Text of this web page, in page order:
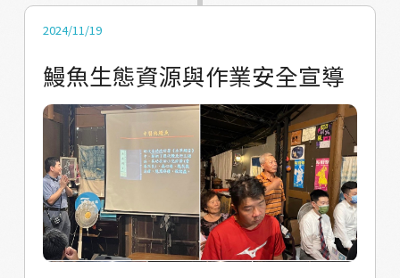
2024/11/19
鰻魚生態資源與作業安全宣導